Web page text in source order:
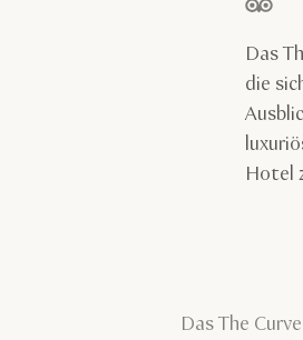
von
Das
die
Hotel
Das The